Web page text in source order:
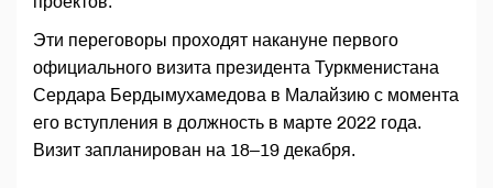
Эти переговоры проходят накануне первого
официального визита президента Туркменистана
Сердара Бердымухамедова в Малайзию с момента
его вступления в должность в марте 2022 года.
Визит запланирован на 18–19 декабря.